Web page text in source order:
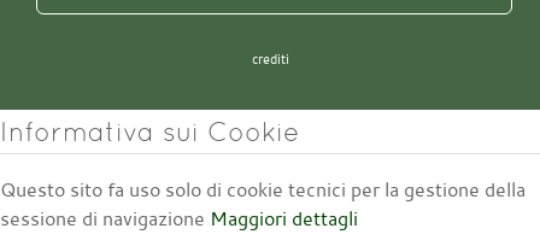
crediti
Informativa sui Cookie
Questo sito fa uso solo di cookie tecnici per la gestione della
sessione di navigazione Maggiori dettagli